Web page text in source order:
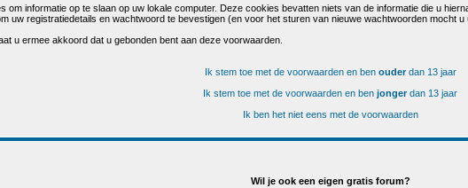
om informatie op te slaan op uw lokale computer. Deze cookies bevatten niets van de informatie die u
uw registratiedetails en wachtwoord te bevestigen (en voor het sturen van nieuwe wachtwoorden mocht u
u ermee akkoord dat u gebonden bent aan deze voorwaarden.
Ik stem toe met de voorwaarden en ben ouderdan 13 jaar
Ik stem toe met de voorwaarden en ben jongerdan 13 jaar
Ik ben het niet eens met de voorwaarden
Wil je ook een eigen gratis forum?